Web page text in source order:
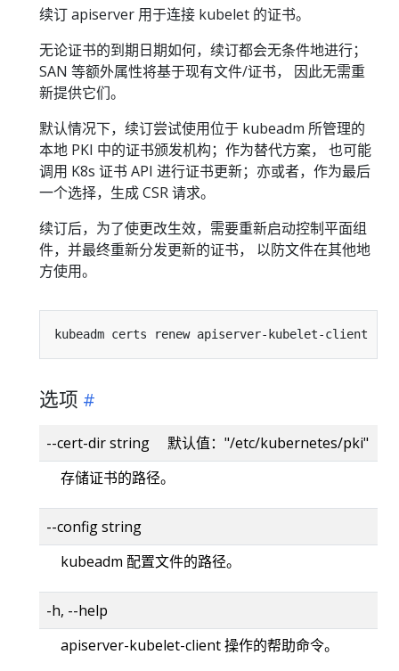
续订 apiserver 用于连接 kubelet 的证书。
无论证书的到期日期如何，续订都会无条件地进行；
SAN 等额外属性将基于现有文件/证书， 因此无需重
新提供它们。
默认情况下，续订尝试使用位于 kubeadm 所管理的
本地 PKI 中的证书颁发机构；作为替代方案， 也可能
调用 K8s 证书 API 进行证书更新；亦或者，作为最后
一个选择，生成 CSR 请求。
续订后，为了使更改生效，需要重新启动控制平面组
件，并最终重新分发更新的证书， 以防文件在其他地
方使用。
kubeadm certs renew apiserver-kubelet-client
选项
--cert-dir string 默认值："/etc/kubernetes/pki"
存储证书的路径。
--config string
kubeadm 配置文件的路径。
-h, --help
apiserver-kubelet-client 操作的帮助命令。